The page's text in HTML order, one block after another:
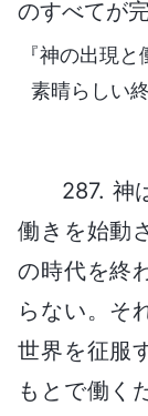
のすべてが
『神の出現
素晴らしい
287. 神
働きを始動
の時代を終
らない。そ
世界を征服
もとで働く